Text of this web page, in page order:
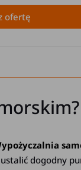
ofertę
dogodny